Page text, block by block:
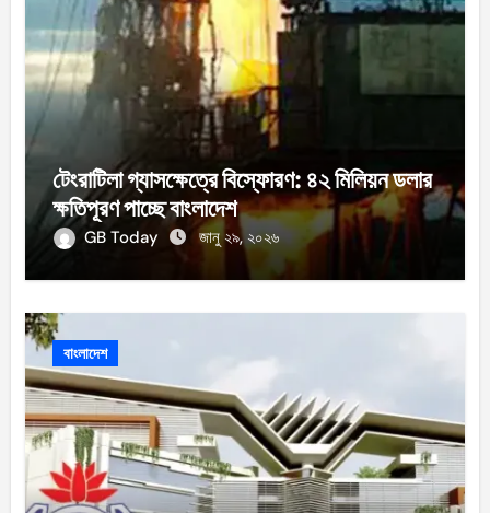
টেংরাটিলা গ্যাসক্ষেত্রে বিস্ফোরণ: ৪২ মিলিয়ন ডলার
ক্ষতিপূরণ পাচ্ছে বাংলাদেশ
GB Today জানু ২৯, ২০২৬
বাংলাদেশ